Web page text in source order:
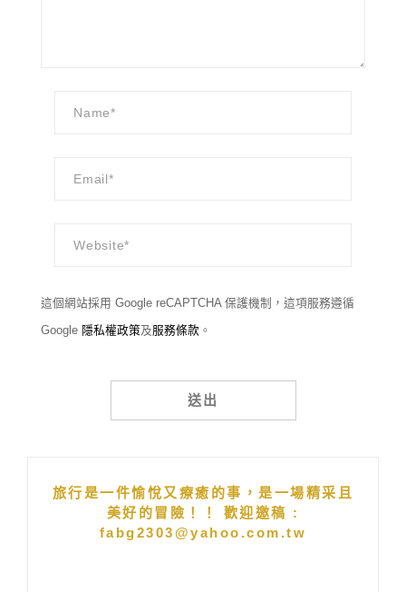
這個網站採用 Google reCAPTCHA 保護機制，這項服務遵循
Google 隱私權政策及服務條款 。
旅行是一件愉悅又療癒的事，是一場精采且
美好的冒險！！ 歡迎邀稿 :
fabg2303@yahoo.com.tw